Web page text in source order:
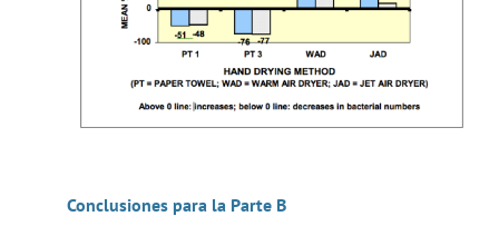
Conclusiones para la Parte B